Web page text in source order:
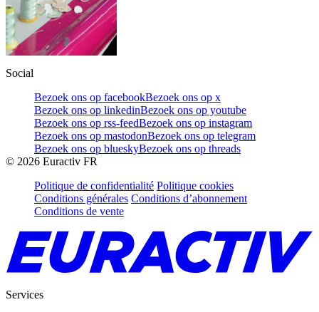
Social
Bezoek ons op facebookBezoek ons op x
Bezoek ons op linkedinBezoek ons op youtube
Bezoek ons op rss-feedBezoek ons op instagram
Bezoek ons op mastodonBezoek ons op telegram
Bezoek ons op blueskyBezoek ons op threads
© 2026 Euractiv FR
Politique de confidentialité Politique cookies
Conditions générales Conditions d’abonnement
Conditions de vente
Services